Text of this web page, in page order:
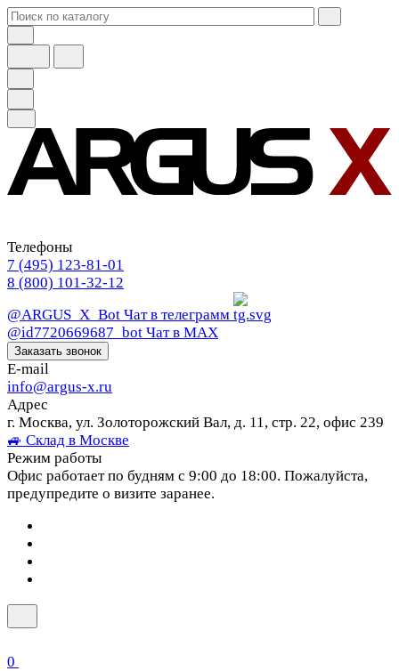
Телефоны
7 (495) 123-81-01
8 (800) 101-32-12
@ARGUS_X_Bot Чат в телеграмм
@id7720669687_bot Чат в МАХ
Заказать звонок
E-mail
info@argus-x.ru
Адрес
г. Москва, ул. Золоторожский Вал, д. 11, стр. 22, офис 239
🚙 Склад в Москве
Режим работы
Офис работает по будням с 9:00 до 18:00. Пожалуйста,
предупредите о визите заранее.
0